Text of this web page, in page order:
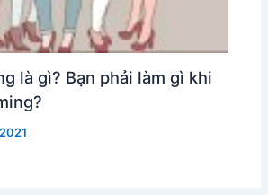
là gì? Bạn phải làm gì khi